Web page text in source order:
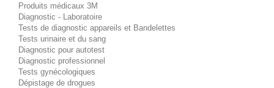
Produits médicaux 3M
Diagnostic - Laboratoire
Tests de diagnostic appareils et Bandelettes
Tests urinaire et du sang
Diagnostic pour autotest
Diagnostic professionnel
Tests gynécologiques
Dépistage de drogues